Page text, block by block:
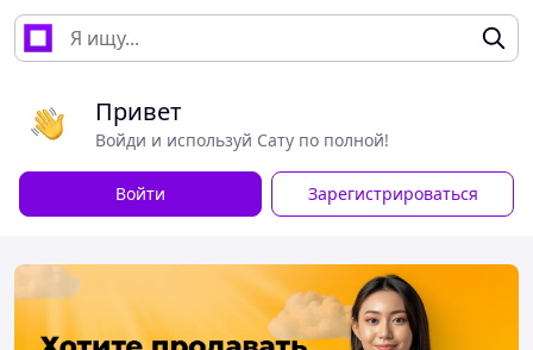
Привет
Войди и используй Сату по полной!
Войти Зарегистрироваться